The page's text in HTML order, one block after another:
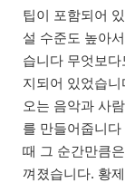
팁이 포함되어
설 수준도 높아
습니다 무엇보
지되어 있었습
오는 음악과 사
를 만들어줍니
때 그 순간만큼
껴졌습니다. 황